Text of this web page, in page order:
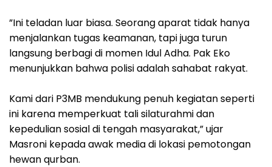
‎”Ini teladan luar biasa. Seorang aparat tidak hanya
menjalankan tugas keamanan, tapi juga turun
langsung berbagi di momen Idul Adha. Pak Eko
menunjukkan bahwa polisi adalah sahabat rakyat.
Kami dari P3MB mendukung penuh kegiatan seperti
ini karena memperkuat tali silaturahmi dan
kepedulian sosial di tengah masyarakat,” ujar
Masroni kepada awak media di lokasi pemotongan
hewan qurban.